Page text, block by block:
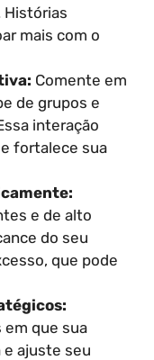
Histórias
mais com o
Comente em
de grupos e
interação
fortalece sua
e de alto
do seu
que pode
que sua
e ajuste seu